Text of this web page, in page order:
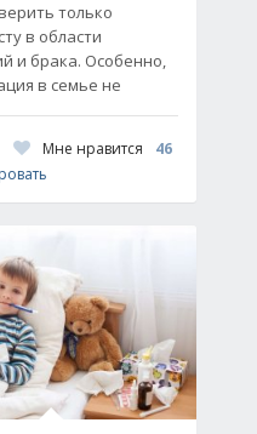
только
в области
и брака. Особенно,
в семье не
Мне нравится
46